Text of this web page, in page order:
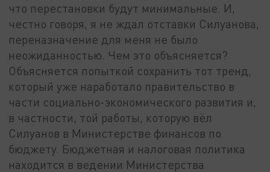
что перестановки будут минимальные. И,
честно говоря, я не ждал отставки Силуанова,
переназначение для меня не было
неожиданностью. Чем это объясняется?
Объясняется попыткой сохранить тот тренд,
который уже наработало правительство в
части социально-экономического развития и,
в частности, той работы, которую вёл
Силуанов в Министерстве финансов по
бюджету. Бюджетная и налоговая политика
находится в ведении Министерства